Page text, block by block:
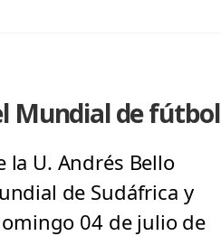
Mundial de fútbol
la U. Andrés Bello
de Sudáfrica y
04 de julio de